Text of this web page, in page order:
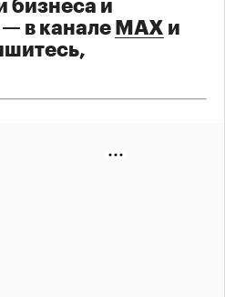
бизнеса и
в канале МАХ и